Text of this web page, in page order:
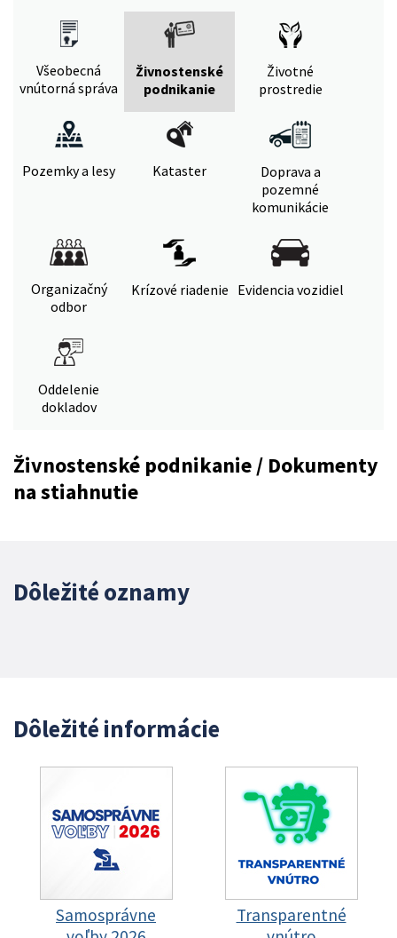
Všeobecná
vnútorná správa
Živnostenské
podnikanie
Životné
prostredie
Pozemky a lesy Kataster
Doprava a
pozemné
komunikácie
Organizačný
odbor
Krízové riadenie Evidencia vozidiel
Oddelenie
dokladov
Živnostenské podnikanie / Dokumenty
na stiahnutie
Dôležité oznamy
Dôležité informácie
Samosprávne
Transparentné